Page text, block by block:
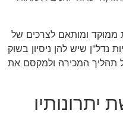
ממוקד ומותאם לצרכים של
נדל"ן שיש להן ניסיון בשוק
תהליך המכירה ולמקסם את
יתרונותיו